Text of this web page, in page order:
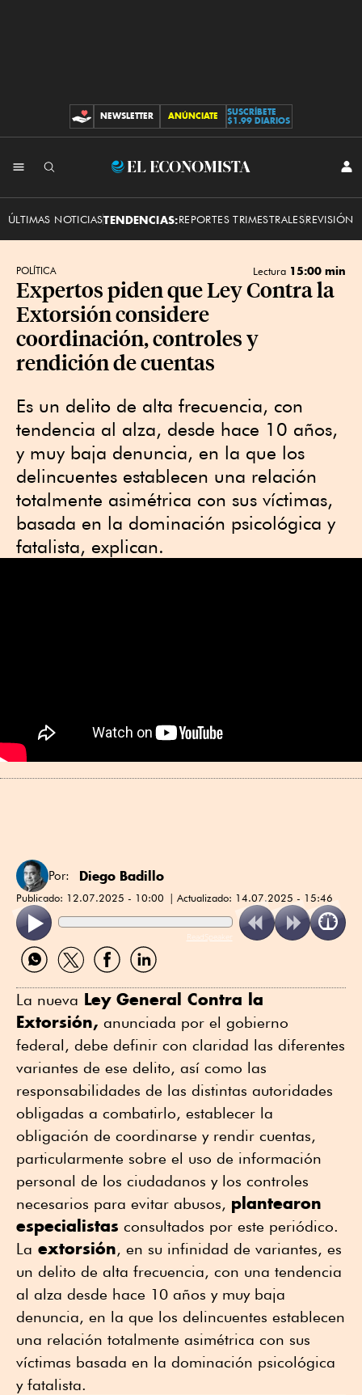
CONTRIBUCIONES
NEWSLETTER ANÚNCIATE
SUSCRÍBETE
$1.99 DIARIOS
El
ÚLTIMAS NOTICIASTENDENCIAS:REPORTES TRIMESTRALESREVISIÓN
POLÍTICA Lectura 15:00 min
Expertos piden que Ley Contra la
Extorsión considere
coordinación, controles y
rendición de cuentas
Es un delito de alta frecuencia, con
tendencia al alza, desde hace 10 años,
y muy baja denuncia, en la que los
delincuentes establecen una relación
totalmente asimétrica con sus víctimas,
basada en la dominación psicológica y
fatalista, explican.
Por: Diego Badillo
Publicado: 12.07.2025 - 10:00 Actualizado: 14.07.2025 - 15:46
ReadSpeaker
Compartir
por
Compartir
por
Compartir
por
Compartir
por
La nueva Ley General Contra la
Extorsión, anunciada por el gobierno
federal, debe definir con claridad las diferentes
variantes de ese delito, así como las
responsabilidades de las distintas autoridades
obligadas a combatirlo, establecer la
obligación de coordinarse y rendir cuentas,
particularmente sobre el uso de información
personal de los ciudadanos y los controles
necesarios para evitar abusos, plantearon
especialistas consultados por este periódico.
La extorsión, en su infinidad de variantes, es
un delito de alta frecuencia, con una tendencia
al alza desde hace 10 años y muy baja
denuncia, en la que los delincuentes establecen
una relación totalmente asimétrica con sus
víctimas basada en la dominación psicológica
y fatalista.